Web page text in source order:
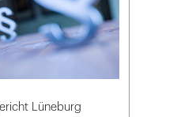
Lüneburg